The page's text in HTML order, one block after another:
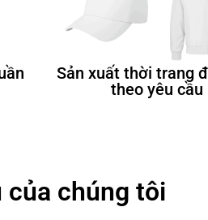
Sản xuất thời trang
theo yêu cầu
của chúng tôi